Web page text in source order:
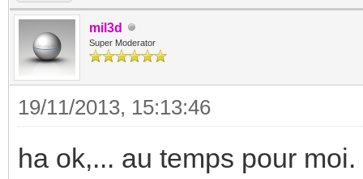
mil3d
Super Moderator
19/11/2013, 15:13:46
ha ok,... au temps pour